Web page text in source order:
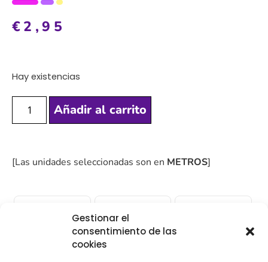
Gestionar el
consentimiento de las
cookies
€2,95
Hay existencias
Añadir al carrito
[Las unidades seleccionadas son en METROS]
ENVÍO 24-48H